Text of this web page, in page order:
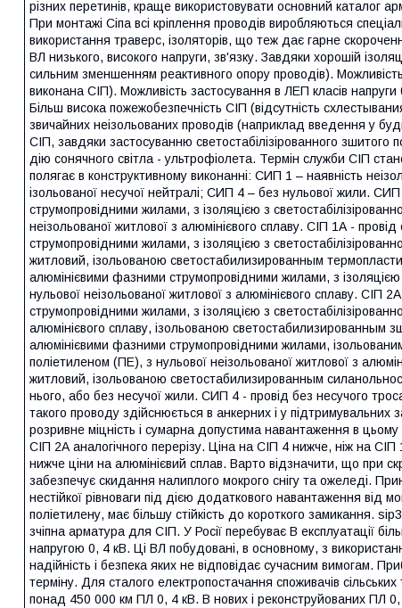
різних перетинів, краще використовувати основний каталог
При монтажі Сіпа всі кріплення проводів виробляються
використання траверс, ізоляторів, що теж дає гарне
ВЛ низького, високого напруги, зв'язку. Завдяки хорошій
сильним зменшенням реактивного опору проводів).
виконана СІП). Можливість застосування в ЛЕП класів
Більш висока пожежобезпечність СІП (відсутність
звичайних неізольованих проводів (наприклад введення у
СІП, завдяки застосуванню светостабілізірованного
дію сонячного світла - ультрофіолета. Термін служби СІП
полягає в конструктивному виконанні: СИП 1 – наявність
ізольованої несучої нейтралі; СИП 4 – без нульової жили.
струмопровідними жилами, з ізоляцією з
неізольованої житлової з алюмінієвого сплаву. СІП 1А -
струмопровідними жилами, з ізоляцією з
житловий, ізольованою светостабилизированным
алюмінієвими фазними струмопровідними жилами, з ізоляцією
нульової неізольованої житлової з алюмінієвого сплаву. СІП
струмопровідними жилами, з ізоляцією з
алюмінієвого сплаву, ізольованою светостабилизированным
алюмінієвими фазними струмопровідними жилами,
поліетиленом (ПЕ), з нульової неізольованої житлової з
житловий, ізольованою светостабилизированным
нього, або без несучої жили. СИП 4 - провід без несучого
такого проводу здійснюється в анкерних і у підтримувальних
розривне міцність і сумарна допустима навантаження в цьому
СІП 2А аналогічного перерізу. Ціна на СІП 4 нижче, ніж на
нижче ціни на алюмінієвий сплав. Варто відзначити, що при
забезпечує скидання налиплого мокрого снігу та ожеледі.
нестійкої рівноваги під дією додаткового навантаження від
поліетилену, має більшу стійкість до короткого замикання.
зчіпна арматура для СІП. У Росії перебуває В експлуатації
напругою 0, 4 кВ. Ці ВЛ побудовані, в основному, з
надійність і безпека яких не відповідає сучасним вимогам.
терміну. Для сталого електропостачання споживачів
понад 450 000 км ПЛ 0, 4 кВ. В нових і реконструйованих ПЛ